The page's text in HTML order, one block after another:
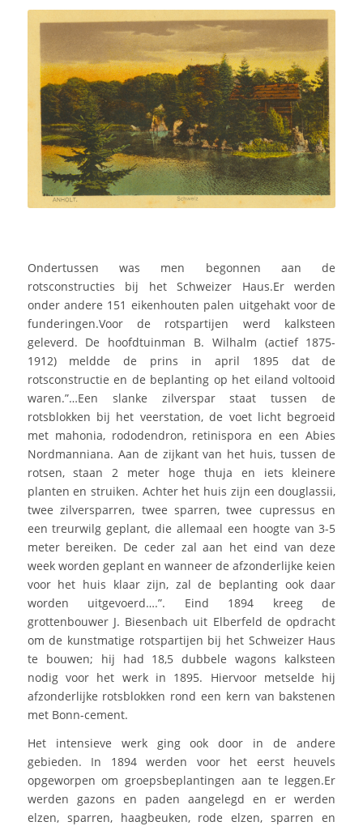
Ondertussen was men begonnen aan de
rotsconstructies bij het Schweizer Haus.Er werden
onder andere 151 eikenhouten palen uitgehakt voor de
funderingen.Voor de rotspartijen werd kalksteen
geleverd. De hoofdtuinman B. Wilhalm (actief 1875-
1912) meldde de prins in april 1895 dat de
rotsconstructie en de beplanting op het eiland voltooid
waren.”…Een slanke zilverspar staat tussen de
rotsblokken bij het veerstation, de voet licht begroeid
met mahonia, rododendron, retinispora en een Abies
Nordmanniana. Aan de zijkant van het huis, tussen de
rotsen, staan 2 meter hoge thuja en iets kleinere
planten en struiken. Achter het huis zijn een douglassii,
twee zilversparren, twee sparren, twee cupressus en
een treurwilg geplant, die allemaal een hoogte van 3-5
meter bereiken. De ceder zal aan het eind van deze
week worden geplant en wanneer de afzonderlijke keien
voor het huis klaar zijn, zal de beplanting ook daar
worden uitgevoerd….”. Eind 1894 kreeg de
grottenbouwer J. Biesenbach uit Elberfeld de opdracht
om de kunstmatige rotspartijen bij het Schweizer Haus
te bouwen; hij had 18,5 dubbele wagons kalksteen
nodig voor het werk in 1895. Hiervoor metselde hij
afzonderlijke rotsblokken rond een kern van bakstenen
met Bonn-cement.
Het intensieve werk ging ook door in de andere
gebieden. In 1894 werden voor het eerst heuvels
opgeworpen om groepsbeplantingen aan te leggen.Er
werden gazons en paden aangelegd en er werden
elzen, sparren, haagbeuken, rode elzen, sparren en